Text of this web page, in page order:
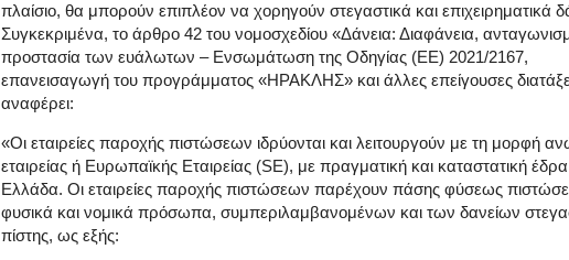
πλαίσιο, θα μπορούν επιπλέον να χορηγούν στεγαστικά και επιχειρηματικά
Συγκεκριμένα, το άρθρο 42 του νομοσχεδίου «Δάνεια: Διαφάνεια,
προστασία των ευάλωτων – Ενσωμάτωση της Οδηγίας (ΕΕ) 2021/2167,
επανεισαγωγή του προγράμματος «ΗΡΑΚΛΗΣ» και άλλες επείγουσες
αναφέρει:
«Οι εταιρείες παροχής πιστώσεων ιδρύονται και λειτουργούν με τη μορφή
εταιρείας ή Ευρωπαϊκής Εταιρείας (SE), με πραγματική και καταστατική
Ελλάδα. Οι εταιρείες παροχής πιστώσεων παρέχουν πάσης φύσεως
φυσικά και νομικά πρόσωπα, συμπεριλαμβανομένων και των δανείων
πίστης, ως εξής: